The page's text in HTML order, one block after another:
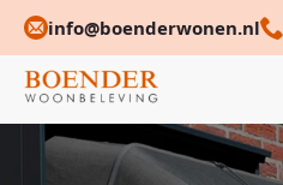
info@boenderwonen.nl